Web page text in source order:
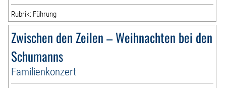
Rubrik: Führung
Zwischen den Zeilen – Weihnachten bei den
Schumanns
Familienkonzert